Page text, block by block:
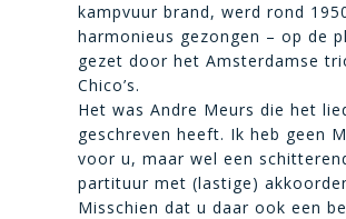
kampvuur brand, werd rond
harmonieus gezongen – op de
gezet door het Amsterdamse
Chico’s.
Het was Andre Meurs die het
geschreven heeft. Ik heb geen
voor u, maar wel een
partituur met (lastige)
Misschien dat u daar ook een